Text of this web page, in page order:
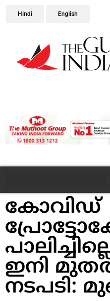
Hindi English
കോവിഡ്
ഇനി
നടപടി: